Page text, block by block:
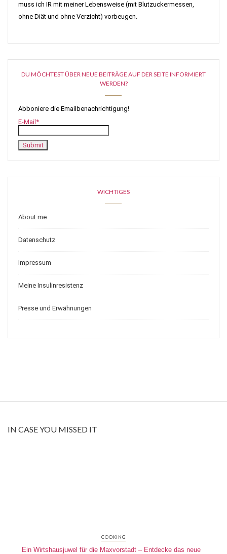
muss ich IR mit meiner Lebensweise (mit Blutzuckermessen,
ohne Diät und ohne Verzicht) vorbeugen.
DU MÖCHTEST ÜBER NEUE BEITRÄGE AUF DER SEITE INFORMIERT
WERDEN?
Abboniere die Emailbenachrichtigung!
E-Mail*
WICHTIGES
About me
Datenschutz
Impressum
Meine Insulinresistenz
Presse und Erwähnungen
IN CASE YOU MISSED IT
COOKING
Ein Wirtshausjuwel für die Maxvorstadt – Entdecke das neue